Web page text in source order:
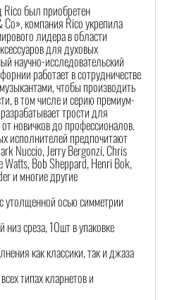
Rico был приобретен
компания Rico укрепила
лидера в области
для духовых
научно-исследовательский
работает в сотрудничестве
чтобы производить
в том числе и серию премиум-
трости для
новичков до профессионалов.
исполнителей предпочитают
Nuccio, Jerry Bergonzi, Chris
Watts, Bob Sheppard, Henri Bok,
и многие другие
утолщенной осью симметрии
среза, 10шт в упаковке
как классики, так и джаза
типах кларнетов и